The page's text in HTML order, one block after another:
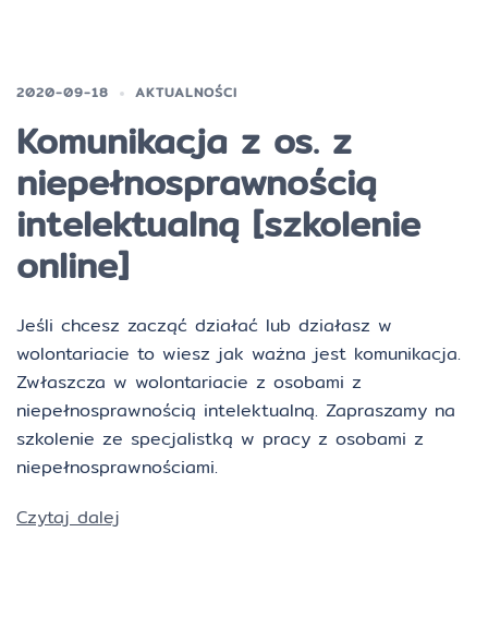
2020-09-18 AKTUALNOŚCI
Komunikacja z os. z
niepełnosprawnością
intelektualną [szkolenie
online]
Jeśli chcesz zacząć działać lub działasz w
wolontariacie to wiesz jak ważna jest komunikacja.
Zwłaszcza w wolontariacie z osobami z
niepełnosprawnością intelektualną. Zapraszamy na
szkolenie ze specjalistką w pracy z osobami z
niepełnosprawnościami.
Czytaj dalej